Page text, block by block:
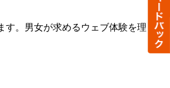
す。男女が求めるウェブ体験を理解